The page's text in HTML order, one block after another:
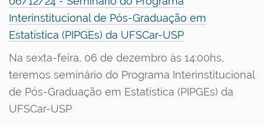
Interinstitucional de Pós-Graduação em
Estatística (PIPGEs) da UFSCar-USP
Na sexta-feira, 06 de dezembro às 14:00hs,
teremos seminário do Programa Interinstitucional
de Pós-Graduação em Estatística (PIPGEs) da
UFSCar-USP